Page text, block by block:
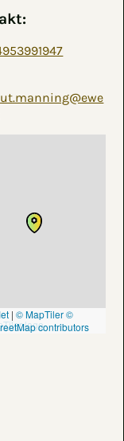
| © MapTiler©
contributors